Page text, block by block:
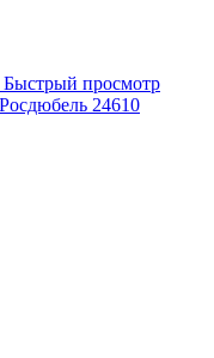
Быстрый просмотр
24610